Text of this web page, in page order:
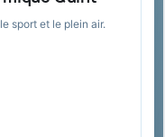
sport et le plein air.